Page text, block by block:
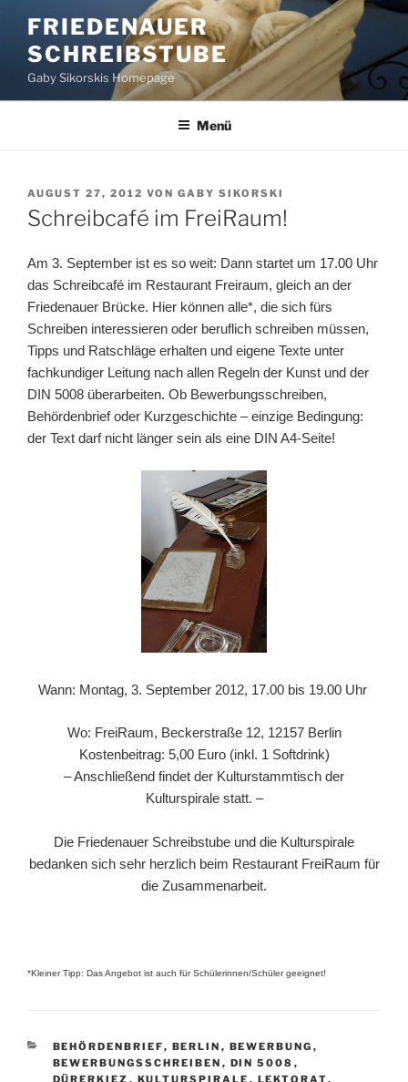
Inhalt
springen
FRIEDENAUER
SCHREIBSTUBE
Gaby Sikorskis Homepage
Menü
VERÖFFENTLICHT
AM
AUGUST 27, 2012 VON GABY SIKORSKI
Schreibcafé im FreiRaum!
Am 3. September ist es so weit: Dann startet um 17.00 Uhr
das Schreibcafé im Restaurant Freiraum, gleich an der
Friedenauer Brücke. Hier können alle*, die sich fürs
Schreiben interessieren oder beruflich schreiben müssen,
Tipps und Ratschläge erhalten und eigene Texte unter
fachkundiger Leitung nach allen Regeln der Kunst und der
DIN 5008 überarbeiten. Ob Bewerbungsschreiben,
Behördenbrief oder Kurzgeschichte – einzige Bedingung:
der Text darf nicht länger sein als eine DIN A4-Seite!
Wann: Montag, 3. September 2012, 17.00 bis 19.00 Uhr
Wo: FreiRaum, Beckerstraße 12, 12157 Berlin
Kostenbeitrag: 5,00 Euro (inkl. 1 Softdrink)
– Anschließend findet der Kulturstammtisch der
Kulturspirale statt. –
Die Friedenauer Schreibstube und die Kulturspirale
bedanken sich sehr herzlich beim Restaurant FreiRaum für
die Zusammenarbeit.
*Kleiner Tipp: Das Angebot ist auch für Schülerinnen/Schüler geeignet!
KATEGORIEN
BEHÖRDENBRIEF, BERLIN , BEWERBUNG ,
BEWERBUNGSSCHREIBEN , DIN 5008 ,